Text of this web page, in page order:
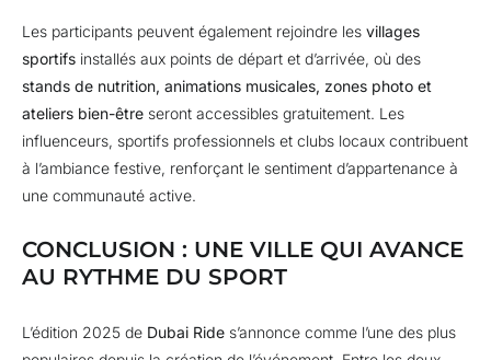
Les participants peuvent également rejoindre les villages
sportifs installés aux points de départ et d’arrivée, où des
stands de nutrition, animations musicales, zones photo et
ateliers bien-être seront accessibles gratuitement. Les
influenceurs, sportifs professionnels et clubs locaux contribuent
à l’ambiance festive, renforçant le sentiment d’appartenance à
une communauté active.
CONCLUSION : UNE VILLE QUI AVANCE
AU RYTHME DU SPORT
L’édition 2025 de Dubai Ride s’annonce comme l’une des plus